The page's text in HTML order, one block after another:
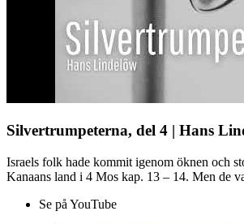
Silvertrumpeterna, del 4 | Hans
Israels folk hade kommit igenom öknen och
Kanaans land i 4 Mos kap. 13 – 14. Men de
Se på YouTube